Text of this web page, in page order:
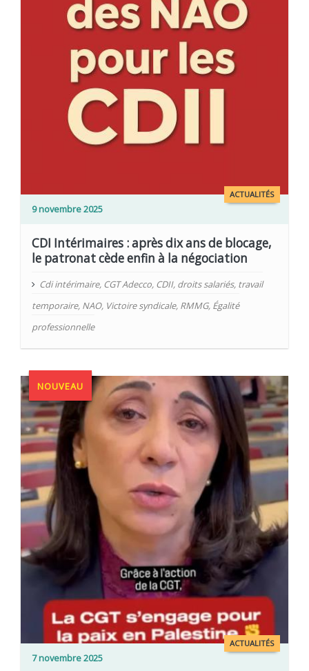
ACTUALITÉS
9 novembre 2025
CDI Intérimaires : après dix ans de blocage,
le patronat cède enfin à la négociation
Cdi intérimaire, CGT Adecco, CDII, droits salariés, travail
temporaire, NAO, Victoire syndicale, RMMG, Égalité
professionnelle
NOUVEAU
ACTUALITÉS
7 novembre 2025